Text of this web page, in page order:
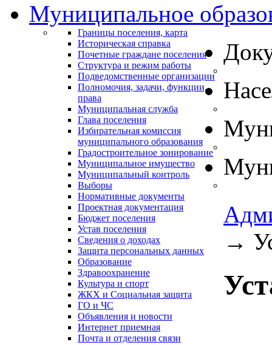
Муниципальное
Границы поселения, карта
Историческая справка
Почетные граждане поселения
Структура и режим работы
Подведомственные организации
Полномочия, задачи, функции,
права
Муниципальная служба
Глава поселения
Избирательная комиссия
муниципального образования
Градостроительное зонирование
Муниципальное имущество
Муниципальный контроль
Выборы
Нормативные документы
Проектная документация
Бюджет поселения
Устав поселения
Сведения о доходах
Защита персональных данных
Образование
Здравоохранение
Культура и спорт
ЖКХ и Социальная защита
ГО и ЧС
Объявления и новости
Интернет приемная
Почта и отделения связи
→